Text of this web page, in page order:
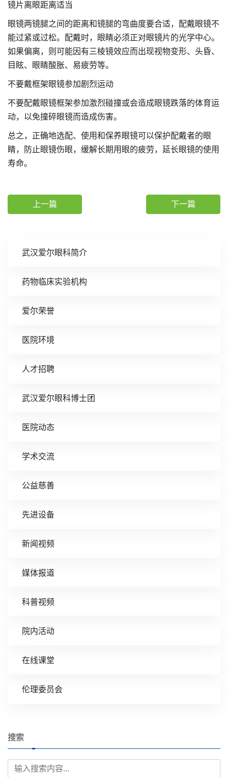
武汉爱尔眼科简介
药物临床实验机构
爱尔荣誉
医院环境
人才招聘
武汉爱尔眼科博士团
医院动态
学术交流
公益慈善
先进设备
新闻视频
媒体报道
科普视频
院内活动
在线课堂
伦理委员会
搜索
镜片离眼距离适当
眼镜两镜腿之间的距离和镜腿的弯曲度要合适，配戴眼镜不
能过紧或过松。配戴时，眼睛必须正对眼镜片的光学中心。
如果偏离，则可能因有三棱镜效应而出现视物变形、头昏、
目眩、眼睛酸胀、易疲劳等。
不要戴框架眼镜参加剧烈运动
不要配戴眼镜框架参加激烈碰撞或会造成眼镜跌落的体育运
动，以免撞碎眼镜而造成伤害。
总之，正确地选配、使用和保养眼镜可以保护配戴者的眼
睛，防止眼镜伤眼，缓解长期用眼的疲劳，延长眼镜的使用
寿命。
上一篇 下一篇